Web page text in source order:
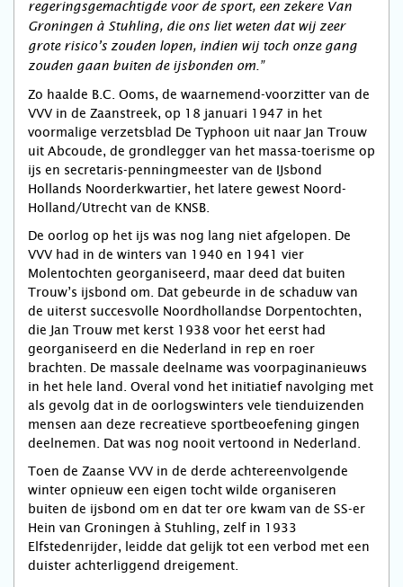
regeringsgemachtigde voor de sport, een zekere Van
Groningen à Stuhling, die ons liet weten dat wij zeer
grote risico’s zouden lopen, indien wij toch onze gang
zouden gaan buiten de ijsbonden om.”
Zo haalde B.C. Ooms, de waarnemend-voorzitter van de
VVV in de Zaanstreek, op 18 januari 1947 in het
voormalige verzetsblad De Typhoon uit naar Jan Trouw
uit Abcoude, de grondlegger van het massa-toerisme op
ijs en secretaris-penningmeester van de IJsbond
Hollands Noorderkwartier, het latere gewest Noord-
Holland/Utrecht van de KNSB.
De oorlog op het ijs was nog lang niet afgelopen. De
VVV had in de winters van 1940 en 1941 vier
Molentochten georganiseerd, maar deed dat buiten
Trouw’s ijsbond om. Dat gebeurde in de schaduw van
de uiterst succesvolle Noordhollandse Dorpentochten,
die Jan Trouw met kerst 1938 voor het eerst had
georganiseerd en die Nederland in rep en roer
brachten. De massale deelname was voorpaginanieuws
in het hele land. Overal vond het initiatief navolging met
als gevolg dat in de oorlogswinters vele tienduizenden
mensen aan deze recreatieve sportbeoefening gingen
deelnemen. Dat was nog nooit vertoond in Nederland.
Toen de Zaanse VVV in de derde achtereenvolgende
winter opnieuw een eigen tocht wilde organiseren
buiten de ijsbond om en dat ter ore kwam van de SS-er
Hein van Groningen à Stuhling, zelf in 1933
Elfstedenrijder, leidde dat gelijk tot een verbod met een
duister achterliggend dreigement.